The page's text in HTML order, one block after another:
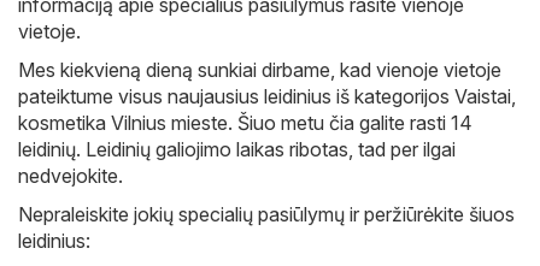
informaciją apie specialius pasiūlymus rasite vienoje
vietoje.
Mes kiekvieną dieną sunkiai dirbame, kad vienoje vietoje
pateiktume visus naujausius leidinius iš kategorijos Vaistai,
kosmetika Vilnius mieste. Šiuo metu čia galite rasti 14
leidinių. Leidinių galiojimo laikas ribotas, tad per ilgai
nedvejokite.
Nepraleiskite jokių specialių pasiūlymų ir peržiūrėkite šiuos
leidinius: